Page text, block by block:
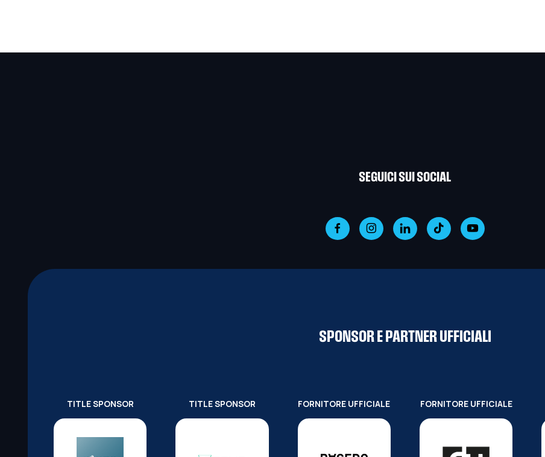
SEGUICI SUI SOCIAL
SPONSOR E PARTNER UFFICIALI
TITLE SPONSOR TITLE SPONSOR FORNITORE UFFICIALE FORNITORE UFFICIALE